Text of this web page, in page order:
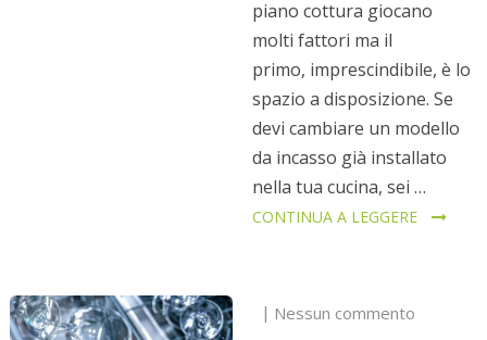
piano cottura giocano
molti fattori ma il
primo, imprescindibile, è lo
spazio a disposizione. Se
devi cambiare un modello
da incasso già installato
nella tua cucina, sei …
CONTINUA A LEGGERE
Nessun commento